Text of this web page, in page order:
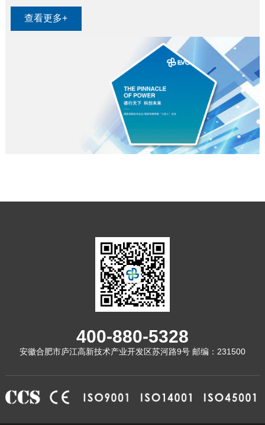
查看更多+
400-880-5328
安徽合肥市庐江高新技术产业开发区苏河路9号 邮编：231500